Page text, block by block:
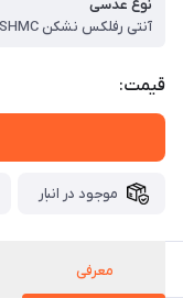
نوع عدسی
آنتی رفلکس نشکن Essence SHMC
قیمت:
موجود در انبار
معرفی